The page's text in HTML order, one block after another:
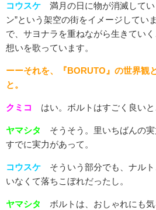
コウスケ 満月の日に物が消滅してい
ン”という架空の街をイメージしてい
で、サヨナラを重ねながら生きてい
想いを歌っています。
ーーそれを、『BORUTO』の世界観
と。
クミコ はい。ボルトはすごく良いと
ヤマシタ
そうそう。里いちばんの実
すでに実力があって。
コウスケ そういう部分でも、ナル
いなくて落ちこぼれだったし。
ヤマシタ ボルトは、おしゃれにも